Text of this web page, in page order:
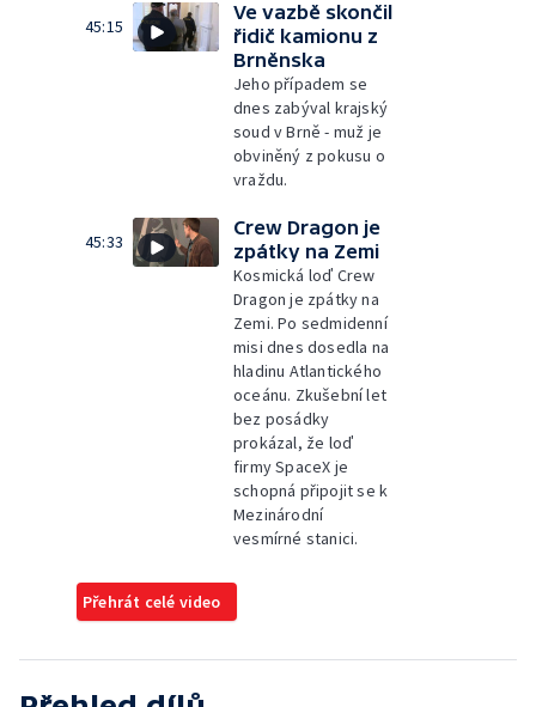
45:15
Ve vazbě skončil
řidič kamionu z
Brněnska
Jeho případem se
dnes zabýval krajský
soud v Brně - muž je
obviněný z pokusu o
vraždu.
45:33
Crew Dragon je
zpátky na Zemi
Kosmická loď Crew
Dragon je zpátky na
Zemi. Po sedmidenní
misi dnes dosedla na
hladinu Atlantického
oceánu. Zkušební let
bez posádky
prokázal, že loď
firmy SpaceX je
schopná připojit se k
Mezinárodní
vesmírné stanici.
Přehrát celé video